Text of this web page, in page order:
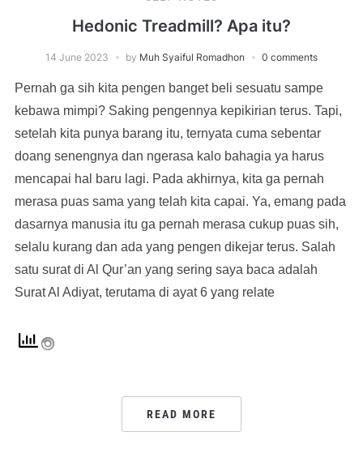
Hedonic Treadmill? Apa itu?
14 June 2023 by Muh Syaiful Romadhon 0 comments
Pernah ga sih kita pengen banget beli sesuatu sampe
kebawa mimpi? Saking pengennya kepikirian terus. Tapi,
setelah kita punya barang itu, ternyata cuma sebentar
doang senengnya dan ngerasa kalo bahagia ya harus
mencapai hal baru lagi. Pada akhirnya, kita ga pernah
merasa puas sama yang telah kita capai. Ya, emang pada
dasarnya manusia itu ga pernah merasa cukup puas sih,
selalu kurang dan ada yang pengen dikejar terus. Salah
satu surat di Al Qur’an yang sering saya baca adalah
Surat Al Adiyat, terutama di ayat 6 yang relate
READ MORE